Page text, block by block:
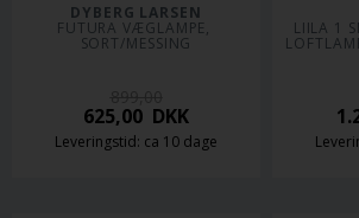
DYBERG LARSEN
FUTURA VÆGLAMPE,
SORT/MESSING
625,00 DKK
Leveringstid: ca 10 dage
LIILA 1